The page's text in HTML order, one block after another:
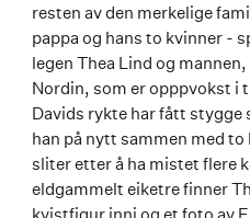
resten av den merkelige
pappa og hans to kvinner -
legen Thea Lind og
Nordin, som er opppvokst i
Davids rykte har fått stygge
han på nytt sammen med
sliter etter å ha mistet flere
eldgammelt eiketre finner